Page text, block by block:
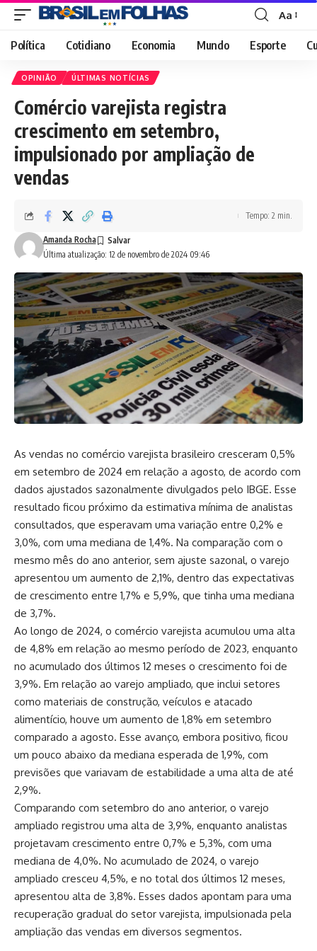
Font
Resizer
Aa
Política Cotidiano Economia Mundo Esporte
OPINIÃO ÚLTIMAS NOTÍCIAS
Comércio varejista registra
crescimento em setembro,
impulsionado por ampliação de
vendas
Última atualização: 12 de novembro de 2024 09:46
Amanda Rocha
Tempo: 2 min.
As vendas no comércio varejista brasileiro cresceram 0,5%
em setembro de 2024 em relação a agosto, de acordo com
dados ajustados sazonalmente divulgados pelo IBGE. Esse
resultado ficou próximo da estimativa mínima de analistas
consultados, que esperavam uma variação entre 0,2% e
3,0%, com uma mediana de 1,4%. Na comparação com o
mesmo mês do ano anterior, sem ajuste sazonal, o varejo
apresentou um aumento de 2,1%, dentro das expectativas
de crescimento entre 1,7% e 5,9%, que tinha uma mediana
de 3,7%.
Ao longo de 2024, o comércio varejista acumulou uma alta
de 4,8% em relação ao mesmo período de 2023, enquanto
no acumulado dos últimos 12 meses o crescimento foi de
3,9%. Em relação ao varejo ampliado, que inclui setores
como materiais de construção, veículos e atacado
alimentício, houve um aumento de 1,8% em setembro
comparado a agosto. Esse avanço, embora positivo, ficou
um pouco abaixo da mediana esperada de 1,9%, com
previsões que variavam de estabilidade a uma alta de até
2,9%.
Comparando com setembro do ano anterior, o varejo
ampliado registrou uma alta de 3,9%, enquanto analistas
projetavam crescimento entre 0,7% e 5,3%, com uma
mediana de 4,0%. No acumulado de 2024, o varejo
ampliado cresceu 4,5%, e no total dos últimos 12 meses,
apresentou alta de 3,8%. Esses dados apontam para uma
recuperação gradual do setor varejista, impulsionada pela
ampliação das vendas em diversos segmentos.